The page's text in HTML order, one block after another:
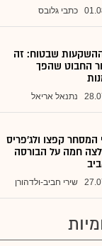
כתבי גלובס
שבטוח: זה
החבוט שהפך
נתנאל אריאל
המסחר קפצו ולג'פריס
חמה על הבורסה
שירי חביב-ולדהורן